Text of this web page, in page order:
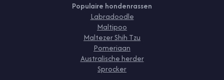
Populaire hondenrassen
Labradoodle
Maltipoo
Maltezer Shih Tzu
Pomeriaan
Australische herder
Sprocker